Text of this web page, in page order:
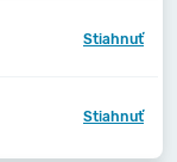
Stiahnuť
Stiahnuť